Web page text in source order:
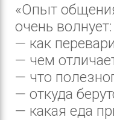
«Опыт
очень волнует:
— как
— чем
— что
— откуда
— какая еда